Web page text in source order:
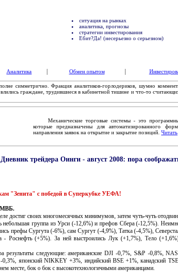
ситуация на рынках
аналитика, прогнозы
стратегии инвестирования
Ебит?Да! (несерьезно о серьезном)
Аналитика Обмен опытом
симметрично. Фракция аналитиков-горлодериков, шумно
влились граждане, трудившиеся в кабинетной тишине и что-то
Механические торговые системы - это
которые предназначены для автоматизированного
направления заявок на открытие и закрытие позиций. Читать
Дневник трейдера Оинги - август 2008: пора
"Зенита" с победой в Суперкубке УЕФА!
своих многомесячных минимумов, затем чуть-чуть
группа из Урси (-12,6%) и префов Сбера (-12,5%).
префы Сургута (-6%), сам Сургут (-4,9%), Татка (-4,5%),
Роснефть (+5%). За ней выстроились Лук (+1,7%), Тело
следующие: американские DJI -0,7%, S&P -0,8%,
японский NIKKEY +3%, индийский BSE +1%, канадский
месте, бок о бок с высокотехнологичными американцами.